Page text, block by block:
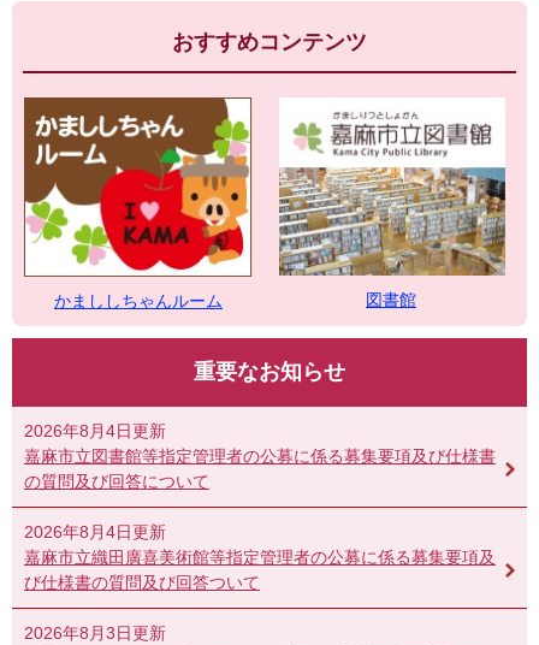
おすすめコンテンツ
かまししちゃんルーム 図書館
重要なお知らせ
2026年8月4日更新
嘉麻市立図書館等指定管理者の公募に係る募集要項及び仕様書
の質問及び回答について
2026年8月4日更新
嘉麻市立織田廣喜美術館等指定管理者の公募に係る募集要項及
び仕様書の質問及び回答ついて
2026年8月3日更新